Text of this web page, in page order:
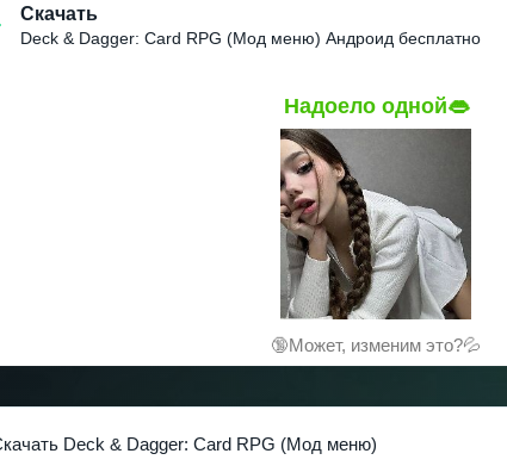
Скачать
Deck & Dagger: Card RPG (Мод меню) Андроид бесплатно
Надоело одной👄
🔞Может, изменим это?💦
Deck & Dagger: Card RPG (Мод меню)